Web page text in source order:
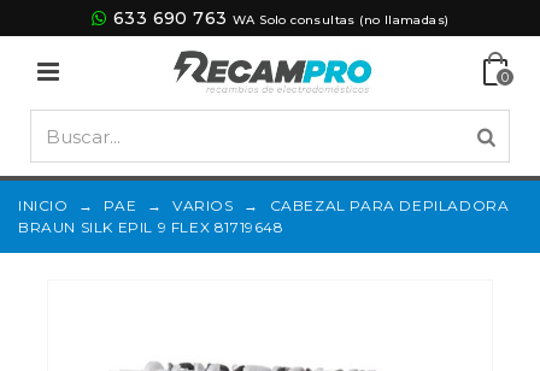
633 690 763 WA Solo consultas (no llamadas)
0
INICIO → PAE → VARIOS →
CABEZAL PARA DEPILADORA
BRAUN SILK EPIL 9 FLEX 81719648